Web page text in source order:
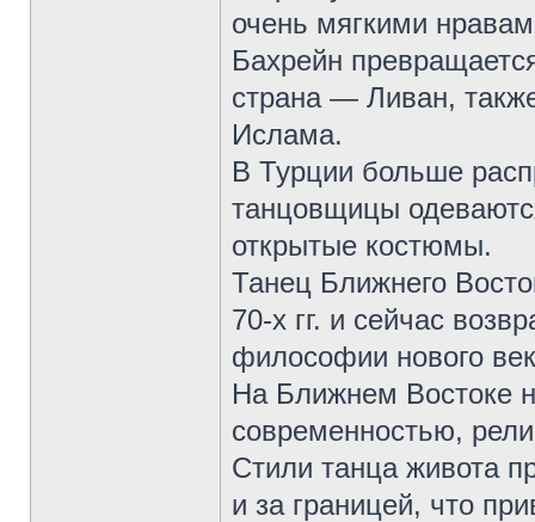
очень мягкими
Бахрейн
страна — Ливан,
Ислама.
В Турции больше
танцовщицы
открытые костюмы.
Танец Ближнего
70-х гг. и сейчас
философии нового
На Ближнем Востоке
современностью,
Стили танца живота
и за границей, что